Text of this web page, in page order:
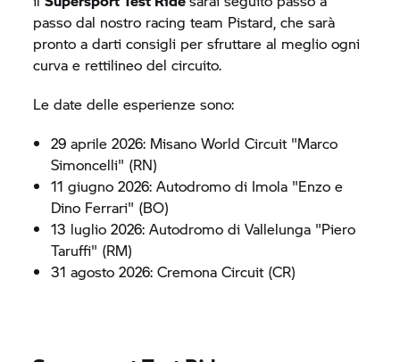
passo dal nostro racing team Pistard, che sarà
pronto a darti consigli per sfruttare al meglio ogni
curva e rettilineo del circuito.
Le date delle esperienze sono:
29 aprile 2026: Misano World Circuit "Marco
Simoncelli" (RN)
11 giugno 2026: Autodromo di Imola "Enzo e
Dino Ferrari" (BO)
13 luglio 2026: Autodromo di Vallelunga "Piero
Taruffi" (RM)
31 agosto 2026: Cremona Circuit (CR)